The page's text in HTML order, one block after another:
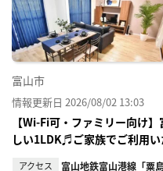
富山市
情報更新日 2026/08/02 13:03
【Wi-Fi可・ファミリー向け
しい1LDK♬ご家族でご利用
アクセス 富山地鉄富山港線「粟